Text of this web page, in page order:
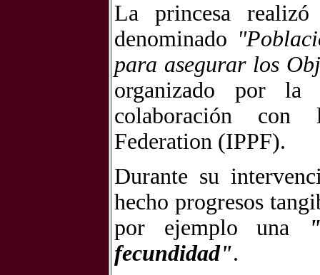
La princesa realizó
denominado
para asegurar los
organizado por la
colaboración con
Federation (IPPF).
Durante su
hecho progresos
por ejemplo una
fecundidad".